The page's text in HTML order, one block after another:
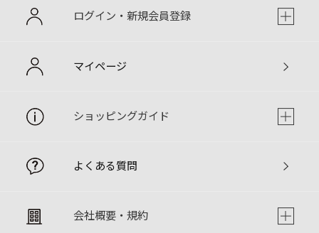
ログイン・新規会員登録
マイページ
ショッピングガイド
よくある質問
会社概要・規約